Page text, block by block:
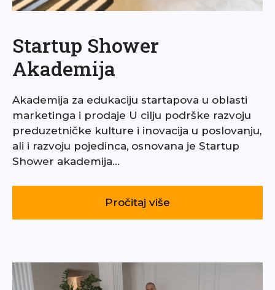
Startup Shower
Akademija
Akademija za edukaciju startapova u oblasti
marketinga i prodaje U cilju podrške razvoju
preduzetničke kulture i inovacija u poslovanju,
ali i razvoju pojedinca, osnovana je Startup
Shower akademija…
Pročitaj više